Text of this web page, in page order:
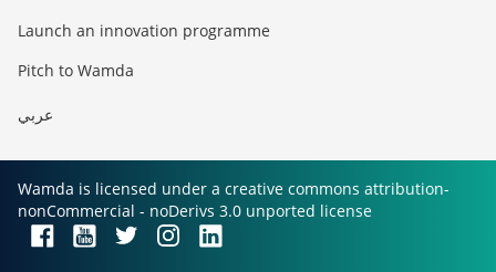
Launch an innovation programme
Pitch to Wamda
عربي
Wamda is licensed under a creative commons attribution-
nonCommercial - noDerivs 3.0 unported license